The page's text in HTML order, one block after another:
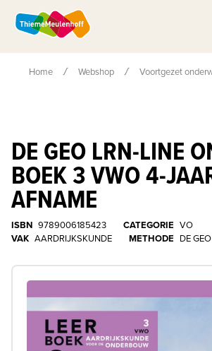
Home Webshop Voortgezet
DE GEO LRN-LINE
BOEK 3 VWO 4-
AFNAME
ISBN 9789006185423 CATEGORIE VO
VAK AARDRIJKSKUNDE METHODE DE